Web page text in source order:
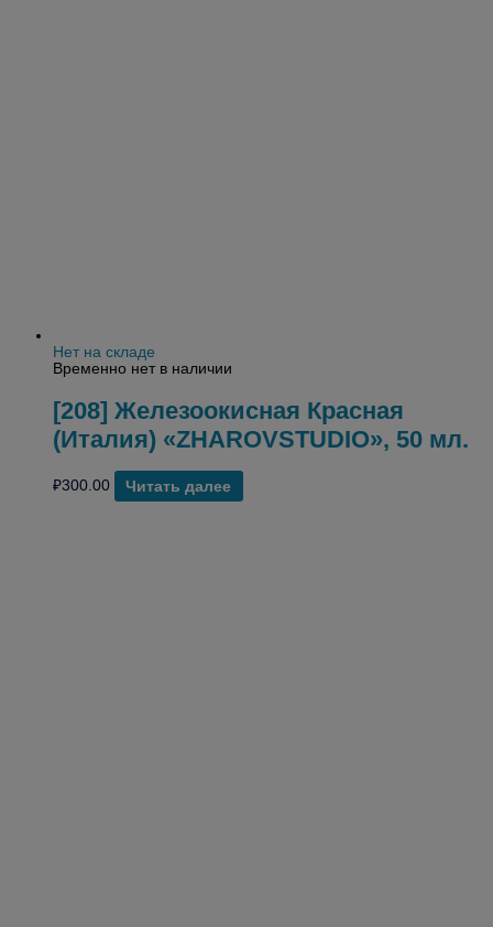
Нет на складе
Временно нет в наличии
[208] Железоокисная Красная
(Италия) «ZHAROVSTUDIO», 50 мл.
₽300.00 Читать далее